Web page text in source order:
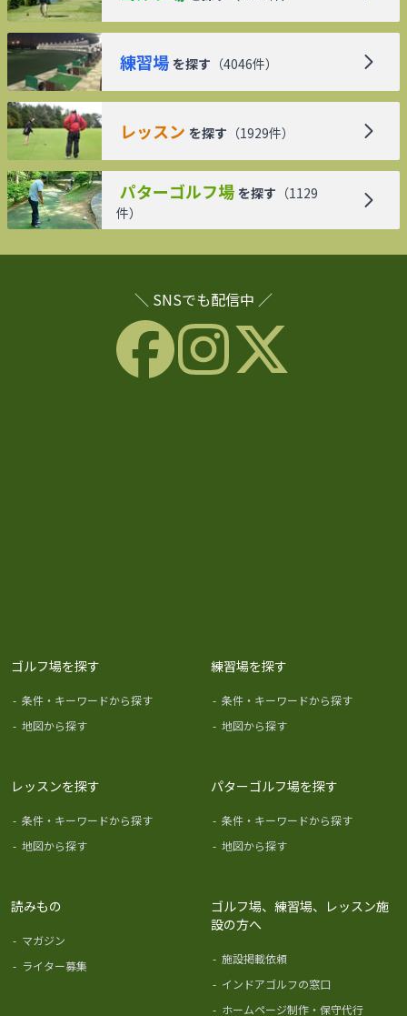
練習場 を探す （4046件）
レッスン を探す （1929件）
パターゴルフ場 を探す （1129
件）
＼ SNSでも配信中 ／
ゴルフ場を探す
- 条件・キーワードから探す
- 地図から探す
練習場を探す
- 条件・キーワードから探す
- 地図から探す
レッスンを探す
- 条件・キーワードから探す
- 地図から探す
パターゴルフ場を探す
- 条件・キーワードから探す
- 地図から探す
読みもの
- マガジン
- ライター募集
ゴルフ場、練習場、レッスン施
設の方へ
- 施設掲載依頼
- インドアゴルフの窓口
- ホームページ制作・保守代行